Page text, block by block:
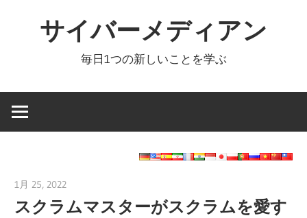
ツ
ス
サイバーメディアン
毎日1つの新しいことを学ぶ
1月 25, 2022
スクラムマスターがスクラムを愛す